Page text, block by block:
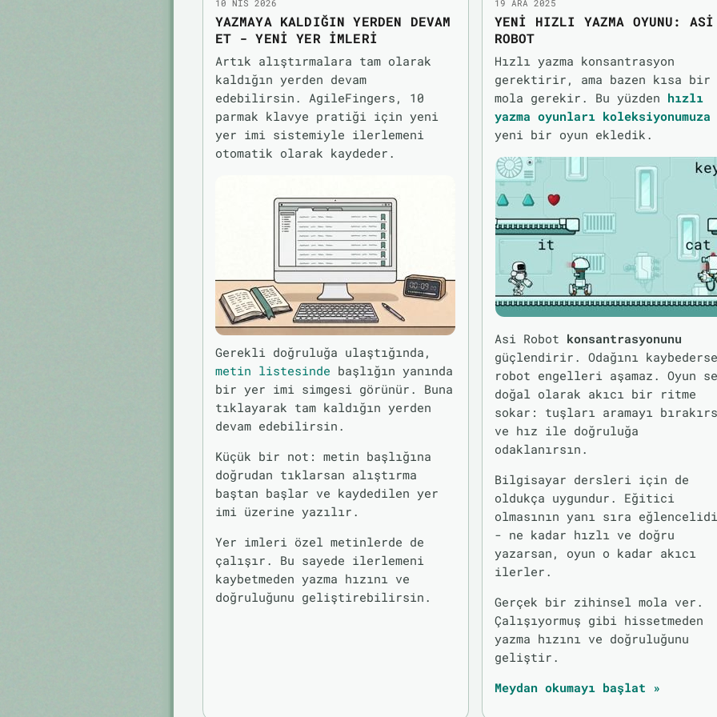
10 NIS 2026
YAZMAYA KALDIĞIN YERDEN DEVAM
ET - YENI YER IMLERI
Artık alıştırmalara tam olarak
kaldığın yerden devam
edebilirsin. AgileFingers, 10
parmak klavye pratiği için yeni
yer imi sistemiyle ilerlemeni
otomatik olarak kaydeder.
Gerekli doğruluğa ulaştığında,
metin listesinde başlığın yanında
bir yer imi simgesi görünür. Buna
tıklayarak tam kaldığın yerden
devam edebilirsin.
Küçük bir not: metin başlığına
doğrudan tıklarsan alıştırma
baştan başlar ve kaydedilen yer
imi üzerine yazılır.
Yer imleri özel metinlerde de
çalışır. Bu sayede ilerlemeni
kaybetmeden yazma hızını ve
doğruluğunu geliştirebilirsin.
19 ARA 2025
YENI HIZLI YAZMA OYUNU: ASI
ROBOT
Hızlı yazma konsantrasyon
gerektirir, ama bazen kısa bir
mola gerekir. Bu yüzden hızlı
yazma oyunları koleksiyonumuza
yeni bir oyun ekledik.
Asi Robot konsantrasyonunu
güçlendirir. Odağını
robot engelleri aşamaz. Oyun
doğal olarak akıcı bir ritme
sokar: tuşları aramayı
ve hız ile doğruluğa
odaklanırsın.
Bilgisayar dersleri için de
oldukça uygundur. Eğitici
olmasının yanı sıra
- ne kadar hızlı ve doğru
yazarsan, oyun o kadar akıcı
ilerler.
Gerçek bir zihinsel mola ver.
Çalışıyormuş gibi hissetmeden
yazma hızını ve doğruluğunu
geliştir.
Meydan okumayı başlat »